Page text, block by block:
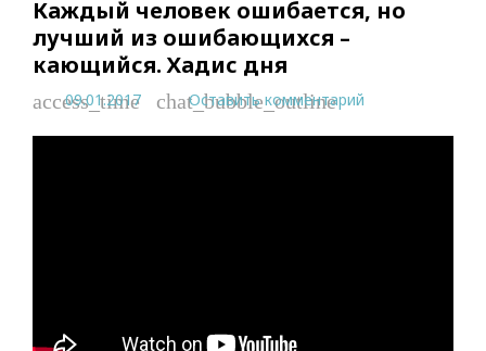
Каждый человек ошибается, но
лучший из ошибающихся –
кающийся. Хадис дня
access_time
09.01.2017 chat_bubble_outline
Оставить комментарий